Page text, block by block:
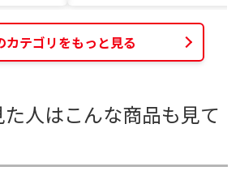
カテゴリをもっと見る
人はこんな商品も見て